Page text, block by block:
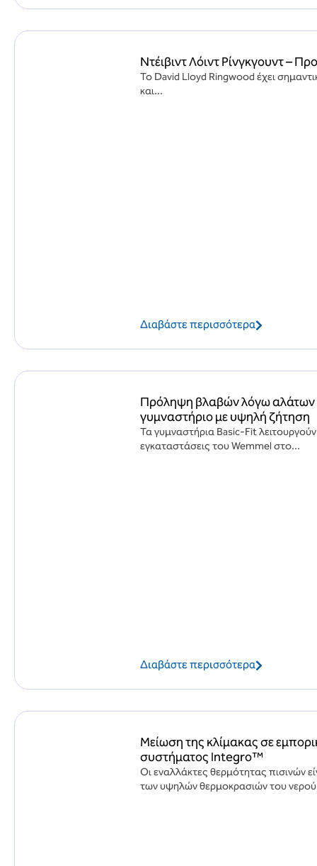
Ντέιβιντ Λόιντ Ρίνγκγουντ –
Το David Lloyd Ringwood έχει
και...
Διαβάστε περισσότερα
Πρόληψη βλαβών λόγω αλάτων
γυμναστήριο με υψηλή ζήτηση
Τα γυμναστήρια Basic-Fit
εγκαταστάσεις του Wemmel στο...
Διαβάστε περισσότερα
Μείωση της κλίμακας σε
συστήματος Integro™
Οι εναλλάκτες θερμότητας πισινών
των υψηλών θερμοκρασιών του